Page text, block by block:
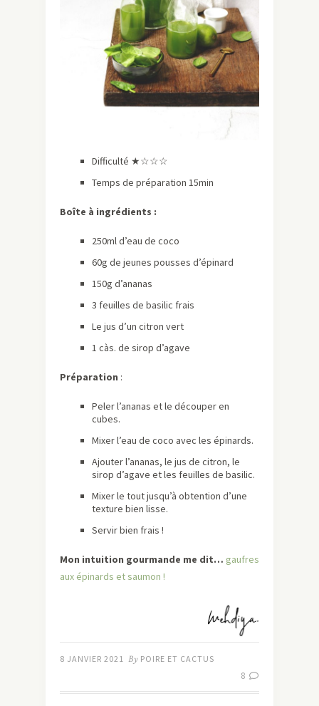
Difficulté ★☆☆☆
Temps de préparation 15min
Boîte à ingrédients :
250ml d’eau de coco
60g de jeunes pousses d’épinard
150g d’ananas
3 feuilles de basilic frais
Le jus d’un citron vert
1 càs. de sirop d’agave
Préparation :
Peler l’ananas et le découper en
cubes.
Mixer l’eau de coco avec les épinards.
Ajouter l’ananas, le jus de citron, le
sirop d’agave et les feuilles de basilic.
Mixer le tout jusqu’à obtention d’une
texture bien lisse.
Servir bien frais !
Mon intuition gourmande me dit… gaufres
aux épinards et saumon !
8 JANVIER 2021 By POIRE ET CACTUS
8